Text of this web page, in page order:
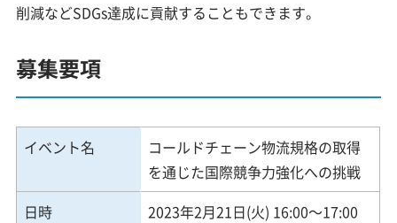
削減などSDGs達成に貢献することもできます。
募集要項
イベント名
コールドチェーン物流規格の取得
を通じた国際競争力強化への挑戦
日時
2023年2月21日(火) 16:00～17:00